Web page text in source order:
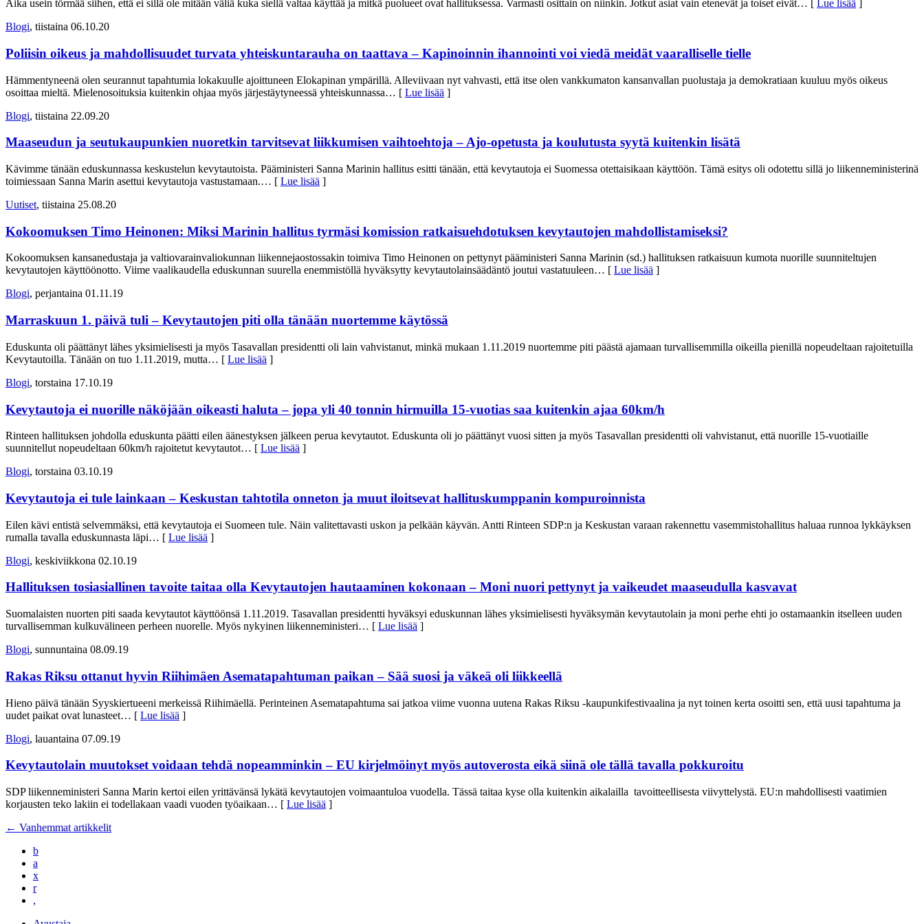
Aika usein törmää siihen, että ei sillä ole mitään väliä kuka siellä valtaa käyttää ja mitkä puolueet ovat hallituksessa. Varmasti osittain on niinkin. Jotkut asiat vain etenevät ja toiset eivät… [ Lue lisää
Blogi, tiistaina 06.10.20
Poliisin oikeus ja mahdollisuudet turvata yhteiskuntarauha on taattava – Kapinoinnin ihannointi voi viedä meidät vaaralliselle tielle
Hämmentyneenä olen seurannut tapahtumia lokakuulle ajoittuneen Elokapinan ympärillä. Alleviivaan nyt vahvasti, että itse olen vankkumaton kansanvallan puolustaja ja demokratiaan kuuluu myös oikeus
osoittaa mieltä. Mielenosoituksia kuitenkin ohjaa myös järjestäytyneessä yhteiskunnassa… [ Lue lisää ]
Blogi, tiistaina 22.09.20
Maaseudun ja seutukaupunkien nuoretkin tarvitsevat liikkumisen vaihtoehtoja – Ajo-opetusta ja koulutusta syytä kuitenkin lisätä
Kävimme tänään eduskunnassa keskustelun kevytautoista. Pääministeri Sanna Marinin hallitus esitti tänään, että kevytautoja ei Suomessa otettaisikaan käyttöön. Tämä esitys oli odotettu sillä jo liikenneministerinä
toimiessaan Sanna Marin asettui kevytautoja vastustamaan.… [ Lue lisää ]
Uutiset, tiistaina 25.08.20
Kokoomuksen Timo Heinonen: Miksi Marinin hallitus tyrmäsi komission ratkaisuehdotuksen kevytautojen mahdollistamiseksi?
Kokoomuksen kansanedustaja ja valtiovarainvaliokunnan liikennejaostossakin toimiva Timo Heinonen on pettynyt pääministeri Sanna Marinin (sd.) hallituksen ratkaisuun kumota nuorille suunniteltujen
kevytautojen käyttöönotto. Viime vaalikaudella eduskunnan suurella enemmistöllä hyväksytty kevytautolainsäädäntö joutui vastatuuleen… [ Lue lisää ]
Blogi, perjantaina 01.11.19
Marraskuun 1. päivä tuli – Kevytautojen piti olla tänään nuortemme käytössä
Eduskunta oli päättänyt lähes yksimielisesti ja myös Tasavallan presidentti oli lain vahvistanut, minkä mukaan 1.11.2019 nuortemme piti päästä ajamaan turvallisemmilla oikeilla pienillä nopeudeltaan rajoitetuilla
Kevytautoilla. Tänään on tuo 1.11.2019, mutta… [ Lue lisää ]
Blogi, torstaina 17.10.19
Kevytautoja ei nuorille näköjään oikeasti haluta – jopa yli 40 tonnin hirmuilla 15-vuotias saa kuitenkin ajaa 60km/h
Rinteen hallituksen johdolla eduskunta päätti eilen äänestyksen jälkeen perua kevytautot. Eduskunta oli jo päättänyt vuosi sitten ja myös Tasavallan presidentti oli vahvistanut, että nuorille 15-vuotiaille
suunnitellut nopeudeltaan 60km/h rajoitetut kevytautot… [ Lue lisää ]
Blogi, torstaina 03.10.19
Kevytautoja ei tule lainkaan – Keskustan tahtotila onneton ja muut iloitsevat hallituskumppanin kompuroinnista
Eilen kävi entistä selvemmäksi, että kevytautoja ei Suomeen tule. Näin valitettavasti uskon ja pelkään käyvän. Antti Rinteen SDP:n ja Keskustan varaan rakennettu vasemmistohallitus haluaa runnoa lykkäyksen
rumalla tavalla eduskunnasta läpi… [ Lue lisää ]
Blogi, keskiviikkona 02.10.19
Hallituksen tosiasiallinen tavoite taitaa olla Kevytautojen hautaaminen kokonaan – Moni nuori pettynyt ja vaikeudet maaseudulla kasvavat
Suomalaisten nuorten piti saada kevytautot käyttöönsä 1.11.2019. Tasavallan presidentti hyväksyi eduskunnan lähes yksimielisesti hyväksymän kevytautolain ja moni perhe ehti jo ostamaankin itselleen uuden
turvallisemman kulkuvälineen perheen nuorelle. Myös nykyinen liikenneministeri… [ Lue lisää ]
Blogi, sunnuntaina 08.09.19
Rakas Riksu ottanut hyvin Riihimäen Asematapahtuman paikan – Sää suosi ja väkeä oli liikkeellä
Hieno päivä tänään Syyskiertueeni merkeissä Riihimäellä. Perinteinen Asematapahtuma sai jatkoa viime vuonna uutena Rakas Riksu -kaupunkifestivaalina ja nyt toinen kerta osoitti sen, että uusi tapahtuma ja
uudet paikat ovat lunasteet… [ Lue lisää ]
Blogi, lauantaina 07.09.19
Kevytautolain muutokset voidaan tehdä nopeamminkin – EU kirjelmöinyt myös autoverosta eikä siinä ole tällä tavalla pokkuroitu
SDP liikenneministeri Sanna Marin kertoi eilen yrittävänsä lykätä kevytautojen voimaantuloa vuodella. Tässä taitaa kyse olla kuitenkin aikalailla tavoitteellisesta viivyttelystä. EU:n mahdollisesti vaatimien
korjausten teko lakiin ei todellakaan vaadi vuoden työaikaan… [ Lue lisää ]
← Vanhemmat artikkelit
b
a
x
r
,